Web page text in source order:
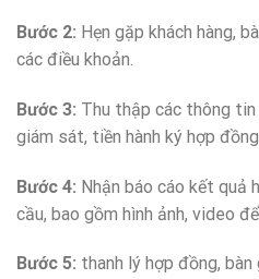
Bước 2: Hẹn gặp khách hàng,
các điều khoản.
Bước 3: Thu thập các thông
giám sát, tiền hành ký hợp đồng.
Bước 4: Nhận báo cáo kết quả
cầu, bao gồm hình ảnh, video
Bước 5: thanh lý hợp đồng, bàn